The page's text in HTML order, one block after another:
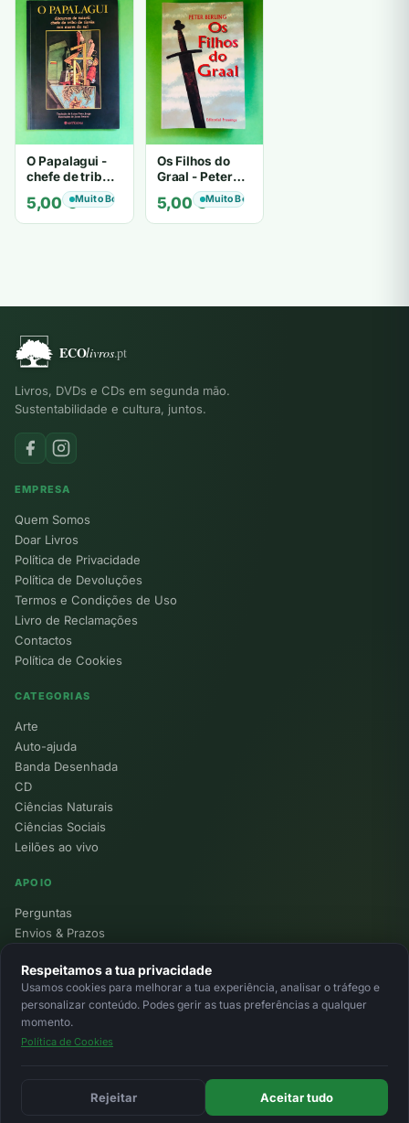
O Papalagui -
chefe de tribo
de tiavéa
5,00€Muito Bom
Os Filhos do
Graal - Peter
Berling
5,00€Muito Bom
Livros, DVDs e CDs em segunda mão.
Sustentabilidade e cultura, juntos.
EMPRESA
Quem Somos
Doar Livros
Política de Privacidade
Política de Devoluções
Termos e Condições de Uso
Livro de Reclamações
Contactos
Política de Cookies
CATEGORIAS
Arte
Auto-ajuda
Banda Desenhada
CD
Ciências Naturais
Ciências Sociais
Leilões ao vivo
APOIO
Perguntas
Envios & Prazos
Devoluções
Minha Conta
© 2026 Ecolivros. Todos os direitos reservados.
Respeitamos a tua privacidade
Usamos cookies para melhorar a tua experiência, analisar o tráfego e
personalizar conteúdo. Podes gerir as tuas preferências a qualquer
momento.
Política de Cookies
Rejeitar Aceitar tudo